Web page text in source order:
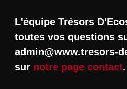
L'équipe Trésors
toutes vos questions
admin@www.tresors-
sur notre page contact.